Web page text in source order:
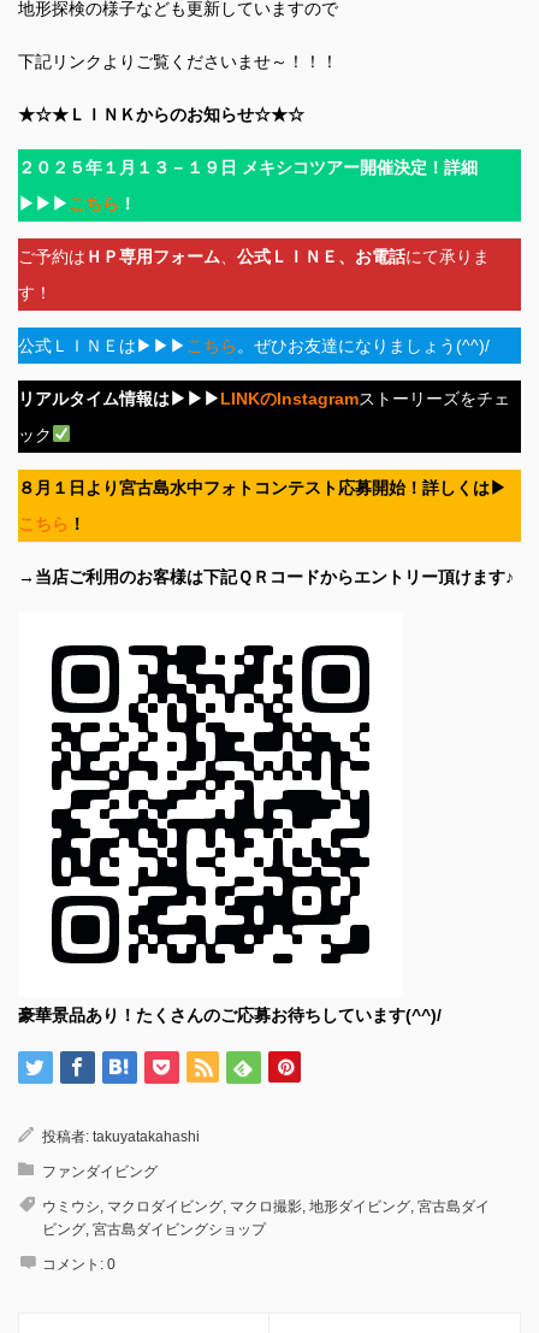
地形探検の様子なども更新していますので
下記リンクよりご覧くださいませ～！！！
★☆★ＬＩＮＫからのお知らせ☆★☆
２０２５年１月１３－１９日 メキシコツアー開催決定！詳細
▶▶▶こちら ！
ご予約は ＨＰ専用フォーム 公式ＬＩＮＥ、お電話にて承りま
す！
公式ＬＩＮＥは▶▶▶ こちら 。ぜひお友達になりましょう(^^)/
リアルタイム情報は▶▶▶LINKのInstagramストーリーズをチェ
ック
８月１日より宮古島水中フォトコンテスト応募開始！詳しくは▶
こちら ！
→当店ご利用のお客様は下記ＱＲコードからエントリー頂けます♪
豪華景品あり！たくさんのご応募お待ちしています(^^)/
投稿者: takuyatakahashi
ファンダイビング
ウミウシ, マクロダイビング, マクロ撮影, 地形ダイビング, 宮古島ダイ
ビング, 宮古島ダイビングショップ
コメント: 0